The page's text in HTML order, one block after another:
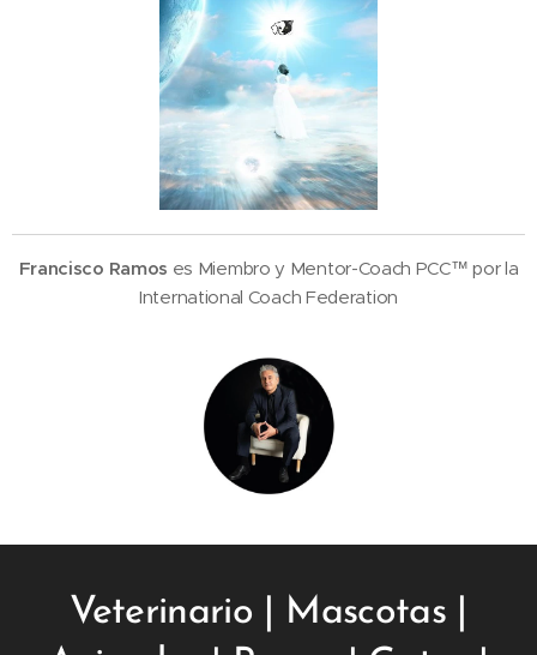
Francisco Ramos es Miembro y Mentor-Coach PCC™ por la
International Coach Federation
Veterinario | Mascotas |